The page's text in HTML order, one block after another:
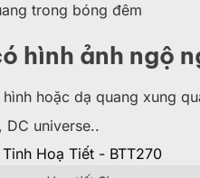
trong bóng đêm
hình ảnh ngộ
hoặc dạ quang xung
DC universe..